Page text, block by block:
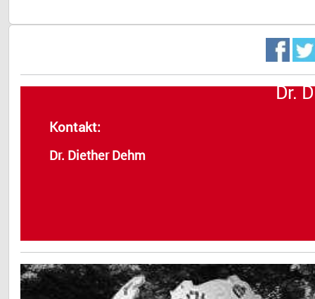
Dr.
Kontakt:
Dr. Diether Dehm